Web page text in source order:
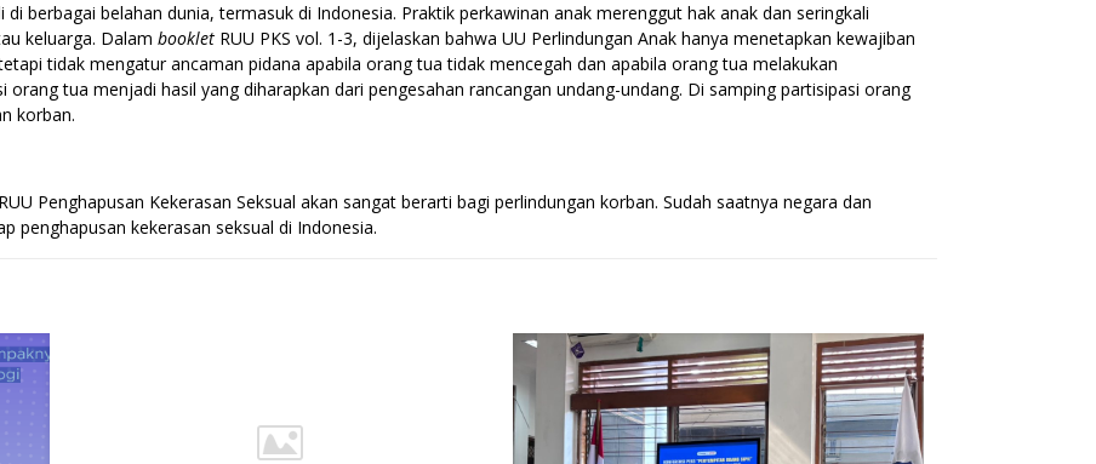
berbagai belahan dunia, termasuk di Indonesia. Praktik perkawinan anak merenggut hak anak dan seringkali
keluarga. Dalam bookletRUU PKS vol. 1-3, dijelaskan bahwa UU Perlindungan Anak hanya menetapkan kewajiban
tidak mengatur ancaman pidana apabila orang tua tidak mencegah dan apabila orang tua melakukan
orang tua menjadi hasil yang diharapkan dari pengesahan rancangan undang-undang. Di samping partisipasi orang
korban.
Penghapusan Kekerasan Seksual akan sangat berarti bagi perlindungan korban. Sudah saatnya negara dan
penghapusan kekerasan seksual di Indonesia.